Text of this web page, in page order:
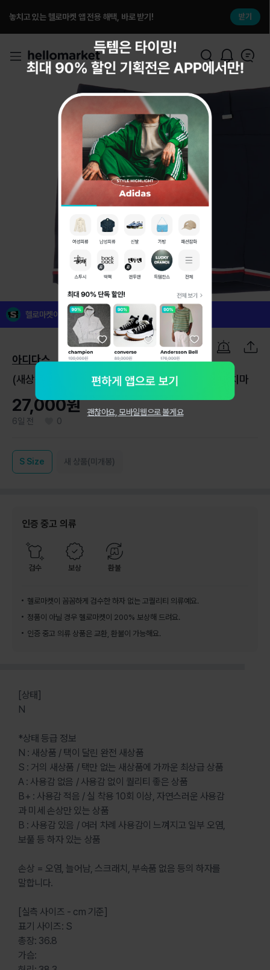
놓치고 있는 헬로마켓 앱 전용 해택, 바로 받기! 받기
1 / 7
헬로마켓이 꼼꼼하게 검수한 인증 중고 의류예요!
아디다스
(새상품)아디다스 골프 네이비 스트레치 미니 스커트 치마
27,000원
6일 전 0
S Size 새 상품(미개봉)
인증 중고 의류
검수 보상 환불
헬로마켓이 꼼꼼하게 검수한 하자 없는 고퀄리티 의류예요.
정품이 아닐 경우 헬로마켓이 200% 보상해 드려요.
인증 중고 의류 상품은 교환, 환불이 가능해요.
[상태]
N
*상태 등급 정보
N : 새상품 / 택이 달린 완전 새상품
S : 거의 새상품 / 택만 없는 새상품에 가까운 최상급 상품
A : 사용감 없음 / 사용감 없이 퀄리티 좋은 상품
B+ : 사용감 적음 / 실 착용 10회 이상, 자연스러운 사용감
과 미세 손상만 있는 상품
B : 사용감 있음 / 여러 차례 사용감이 느껴지고 일부 오염,
보풀 등 하자 있는 상품
손상 = 오염, 늘어남, 스크래치, 부속품 없음 등의 하자를
말합니다.
[실측 사이즈 - cm 기준]
표기 사이즈: S
총장: 36.8
가슴:
괜찮아요, 모바일웹으로 볼게요